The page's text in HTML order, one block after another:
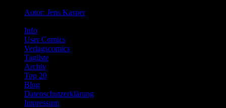
Autor: Jens Kasper
Info
User Comics
Verlagscomics
Tagliste
Archiv
Top 20
Blog
Datenschutzerklärung
Impressum